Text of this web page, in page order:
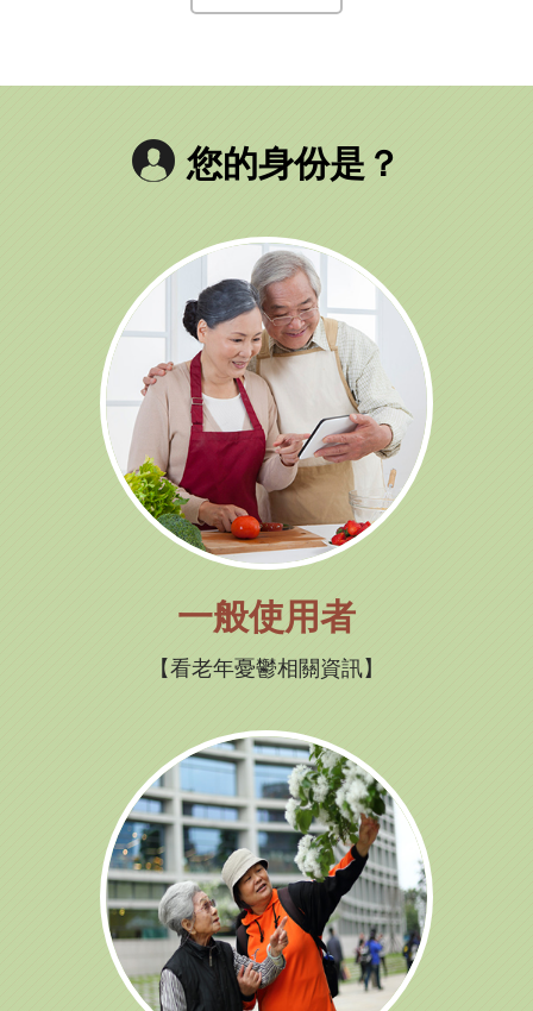
您的身份是？
一般使用者
看老年憂鬱相關資訊